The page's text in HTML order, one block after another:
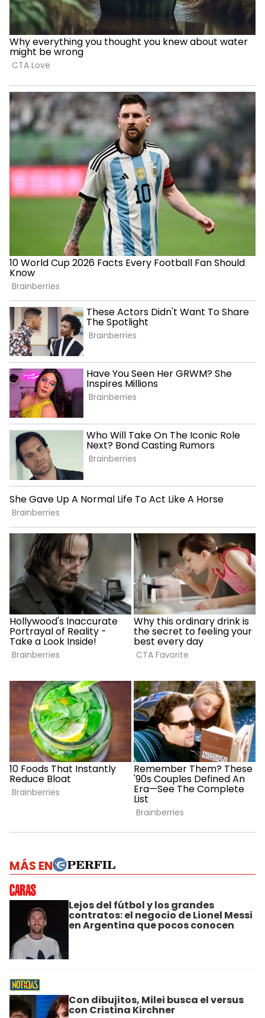
MÁS EN
Lejos del fútbol y los grandes
contratos: el negocio de Lionel Messi
en Argentina que pocos conocen
Con dibujitos, Milei busca el versus
con Cristina Kirchner